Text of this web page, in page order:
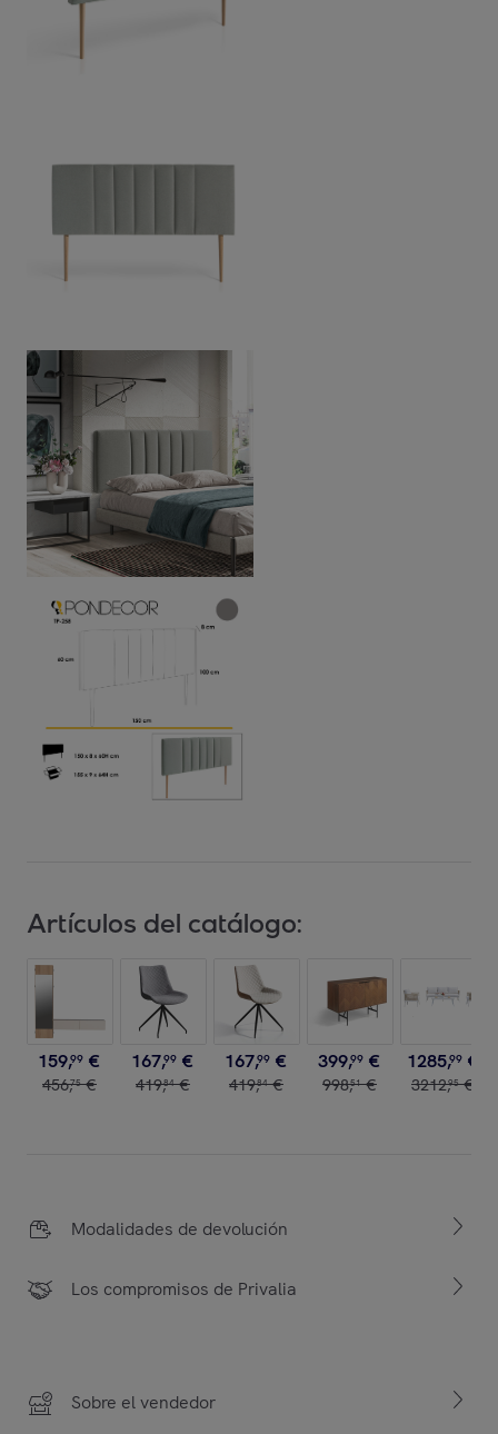
Artículos del catálogo:
159,99 €
456,75 €
167,99 €
419,84 €
167,99 €
419,84 €
399,99 €
998,51 €
1285,99 €
3212,95 €
Modalidades de devolución
Los compromisos de Privalia
Sobre el vendedor